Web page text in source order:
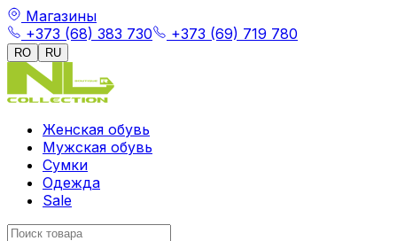
Магазины
+373 (68) 383 730
+373 (69) 719 780
RO RU
Женская обувь
Мужская обувь
Сумки
Одежда
Sale